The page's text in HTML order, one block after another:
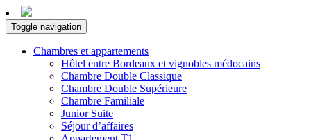
Toggle navigation
Chambres et appartements
Hôtel entre Bordeaux et vignobles médocains
Chambre Double Classique
Chambre Double Supérieure
Chambre Familiale
Junior Suite
Séjour d’affaires